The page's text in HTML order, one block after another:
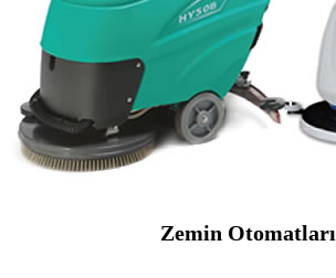
Zemin Otomatları